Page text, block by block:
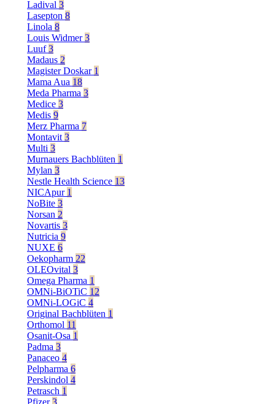
Ladival 3
Lasepton 8
Linola 8
Louis Widmer3
Luuf3
Madaus 2
Magister Doskar 1
Mama Aua 18
Meda Pharma 3
Medice 3
Medis 9
Merz Pharma 7
Montavit 3
Multi 3
Murnauers Bachblüten 1
Mylan 3
Nestle Health Science 13
NICApur 1
NoBite 3
Norsan 2
Novartis 3
Nutricia 9
NUXE 6
Oekopharm 22
OLEOvital 3
Omega Pharma 1
OMNi-BiOTiC 12
OMNi-LOGiC 4
Original Bachblüten 1
Orthomol 11
Osanit-Osa 1
Padma 3
Panaceo 4
Pelpharma 6
Perskindol 4
Petrasch 1
Pfizer3